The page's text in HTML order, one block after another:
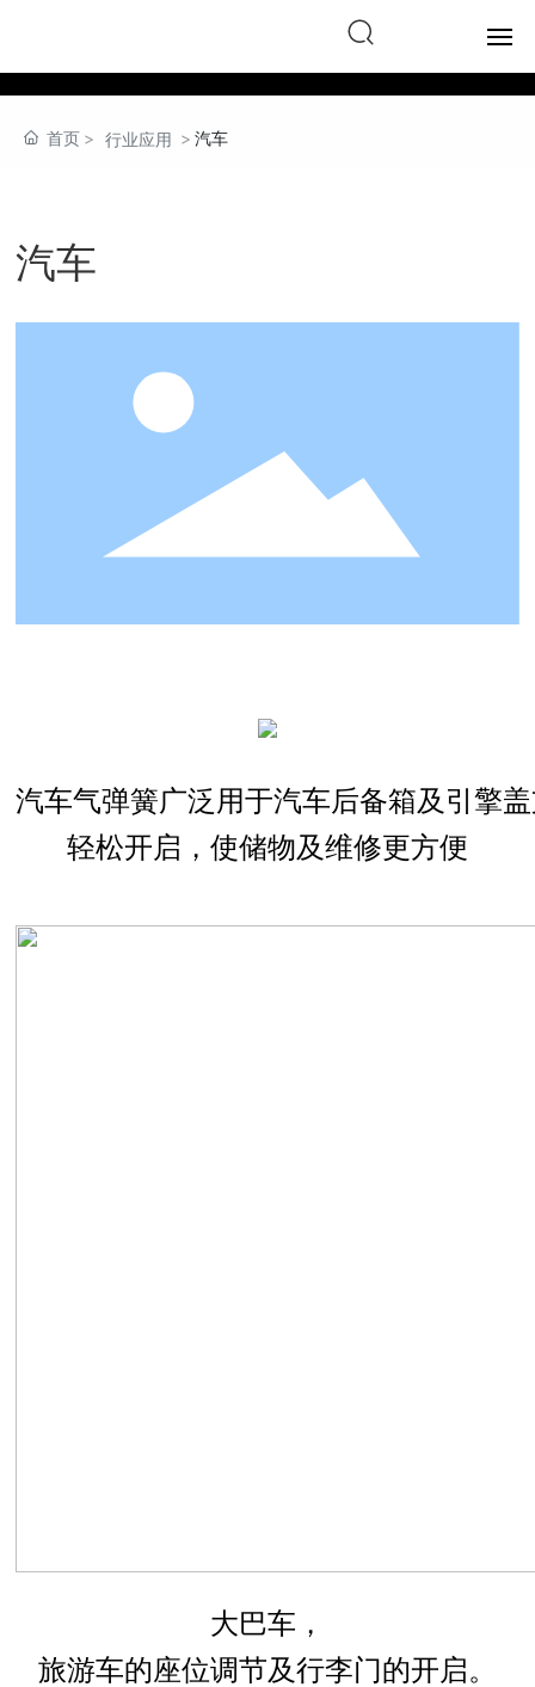
首页 行业应用 汽车
汽车
汽车气弹簧广泛用于汽车后备箱及引擎
轻松开启，使储物及维修更方便
大巴车，
旅游车的座位调节及行李门的开启。